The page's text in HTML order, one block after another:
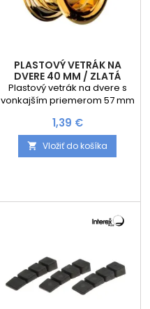
PLASTOVÝ VETRÁK NA
DVERE 40 MM / ZLATÁ
Plastový vetrák na dvere s
vonkajším priemerom 57 mm
mm. Montážny otvor stačí 41
mm . Hĺbka priechodky je 40
mm.
Cena
1,39 €
 Vložiť do košíka